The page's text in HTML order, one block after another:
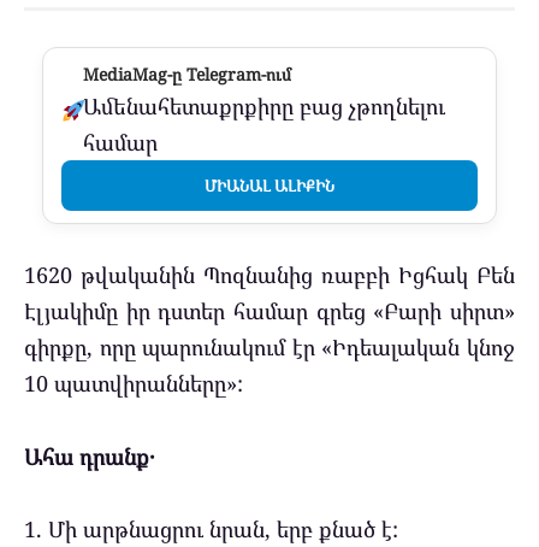
MediaMag-ը Telegram-ում
Ամենահետաքրքիրը բաց չթողնելու
համար
ՄԻԱՆԱԼ ԱԼԻՔԻՆ
1620 թվականին Պոզնանից ռաբբի Իցհակ Բեն
Էլյակիմը իր դստեր համար գրեց «Բարի սիրտ»
գիրքը, որը պարունակում էր «Իդեալական կնոջ
10 պատվիրանները»:
Ահա դրանք․
1. Մի արթնացրու նրան, երբ քնած է: